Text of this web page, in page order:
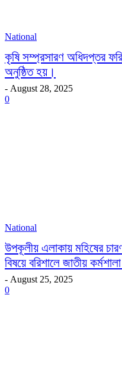
National
কৃষি সম্প্রসারণ অধিদপ্তর
অনুষ্ঠিত হয়।
- August 28, 2025
0
National
উপকূলীয় এলাকায় মহিষের
বিষয়ে বরিশালে জাতীয়
- August 25, 2025
0